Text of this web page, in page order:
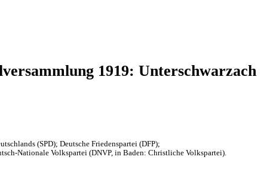
1919: Unterschwarzach
(SPD); Deutsche Friedenspartei (DFP);
Nationale Volkspartei (DNVP, in Baden: Christliche Volkspartei).